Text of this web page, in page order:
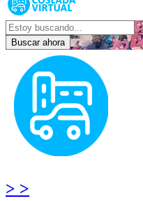
Buscar ahora
> >